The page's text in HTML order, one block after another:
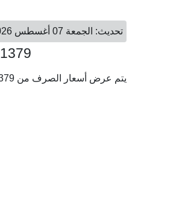
تحديث: الجمعة 07 أغسطس 2026, 12:55 م ، سيدني - الجمعة 07 أغسطس 2026, 05:55 ص ، القاهرة
1379 دولار استرالي = 48,178.23 جنيه مصري
يتم عرض أسعار الصرف من 1379 دولار استرالي ( AUD) إلى الجنيه المصري ( EGP) وفقا لأحدث أسعار الصرف.